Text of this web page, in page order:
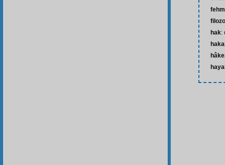
fehm
hak: